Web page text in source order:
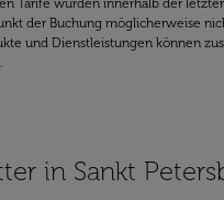
Tarife wurden innerhalb der
der Buchung möglicherweise
und Dienstleistungen können
in Sankt